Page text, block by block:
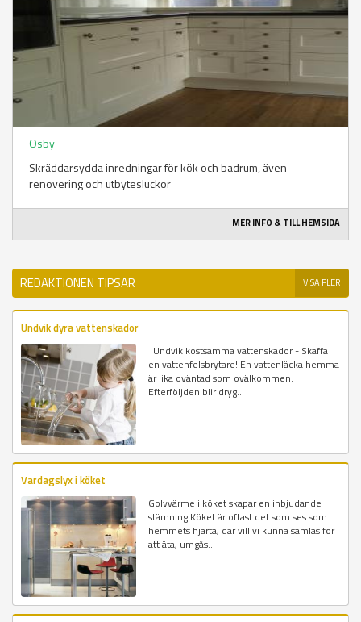
Osby
Skräddarsydda inredningar för kök och badrum, även
renovering och utbytesluckor
MER INFO & TILL HEMSIDA
REDAKTIONEN TIPSAR VISA FLER
Undvik dyra vattenskador
Undvik kostsamma vattenskador - Skaffa
en vattenfelsbrytare! En vattenläcka hemma
är lika oväntad som ovälkommen.
Efterföljden blir dryg...
Vardagslyx i köket
Golvvärme i köket skapar en inbjudande
stämning Köket är oftast det som ses som
hemmets hjärta, där vill vi kunna samlas för
att äta, umgås...